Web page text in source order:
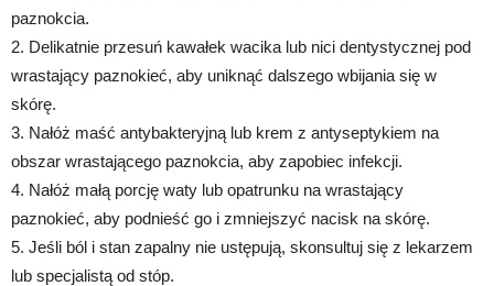
paznokcia.
2. Delikatnie przesuń kawałek wacika lub nici dentystycznej pod
wrastający paznokieć, aby uniknąć dalszego wbijania się w
skórę.
3. Nałóż maść antybakteryjną lub krem z antyseptykiem na
obszar wrastającego paznokcia, aby zapobiec infekcji.
4. Nałóż małą porcję waty lub opatrunku na wrastający
paznokieć, aby podnieść go i zmniejszyć nacisk na skórę.
5. Jeśli ból i stan zapalny nie ustępują, skonsultuj się z lekarzem
lub specjalistą od stóp.